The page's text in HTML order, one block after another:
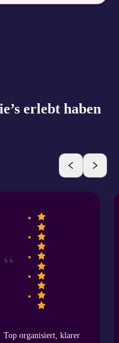
erlebt haben
“
Top organisiert, klarer